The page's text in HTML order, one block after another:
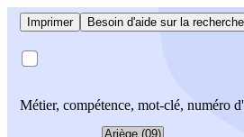
Imprimer Besoin d'aide sur la
Métier, compétence, mot-clé, numéro